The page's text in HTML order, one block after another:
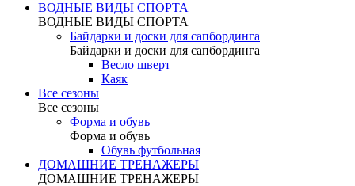
ВОДНЫЕ ВИДЫ СПОРТА
ВОДНЫЕ ВИДЫ СПОРТА
Байдарки и доски для сапбординга
Байдарки и доски для сапбординга
Весло шверт
Каяк
Все сезоны
Все сезоны
Форма и обувь
Форма и обувь
Обувь футбольная
ДОМАШНИЕ ТРЕНАЖЕРЫ
ДОМАШНИЕ ТРЕНАЖЕРЫ